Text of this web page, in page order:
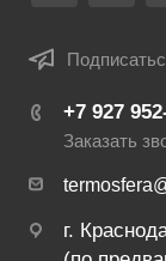
+7 927
Заказать
г.